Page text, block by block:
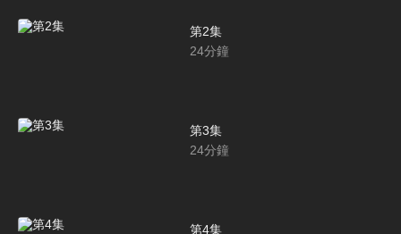
第2集
24分鐘
第3集
24分鐘
第4集